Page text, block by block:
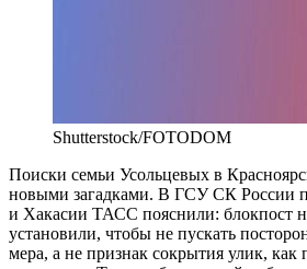
Shutterstock/FOTODOM
Поиски семьи Усольцевых в
новыми загадками. В ГСУ СК России
и Хакасии ТАСС пояснили: блокпост
установили, чтобы не пускать
мера, а не признак сокрытия улик, как